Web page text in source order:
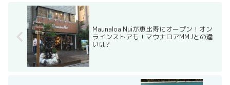
Maunaloa Nuiが恵比寿にオープン！オン
ラインストアも！マウナロアMMJとの違
いは?